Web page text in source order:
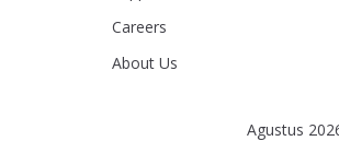
Careers
About Us
Agustus